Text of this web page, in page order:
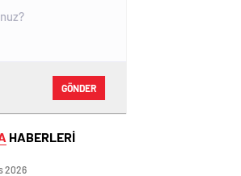
GÖNDER
HABERLERİ
2026